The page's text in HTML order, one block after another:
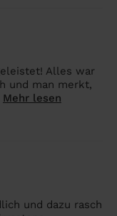
Alles war
und man merkt,
Mehr lesen
und dazu rasch